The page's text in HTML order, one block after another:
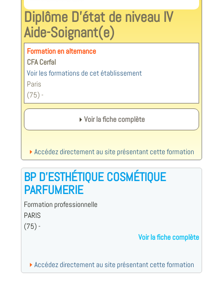
Diplôme D’état de niveau IV
Aide-Soignant(e)
Formation en alternance
CFA Cerfal
Voir les formations de cet établissement
Paris
(75) -
Voir la fiche complète
Accédez directement au site présentant cette formation
BP D’ESTHÉTIQUE COSMÉTIQUE
PARFUMERIE
Formation professionnelle
PARIS
(75) -
Voir la fiche complète
Accédez directement au site présentant cette formation